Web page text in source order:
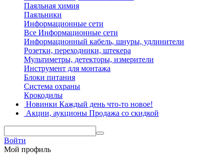
Паяльная химия
Паяльники
Информационные сети
Все Информационные сети
Информационный кабель, шнуры, удлинители
Розетки, переходники, штекера
Мультиметры, детекторы, измерители
Инструмент для монтажа
Блоки питания
Система охраны
Крокодилы
Новинки Каждый день что-то новое!
Акции, аукционы Продажа со скидкой
Войти
Мой профиль